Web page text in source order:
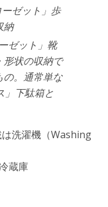
ゼット」歩
納
ゼット」靴
形状の収納で
の。通常単な
」下駄箱と
洗濯機（Washing
蔵庫